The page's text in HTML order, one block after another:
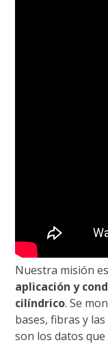
Nuestra misión
aplicación y
cilíndrico. Se
bases, fibras y
son los datos que